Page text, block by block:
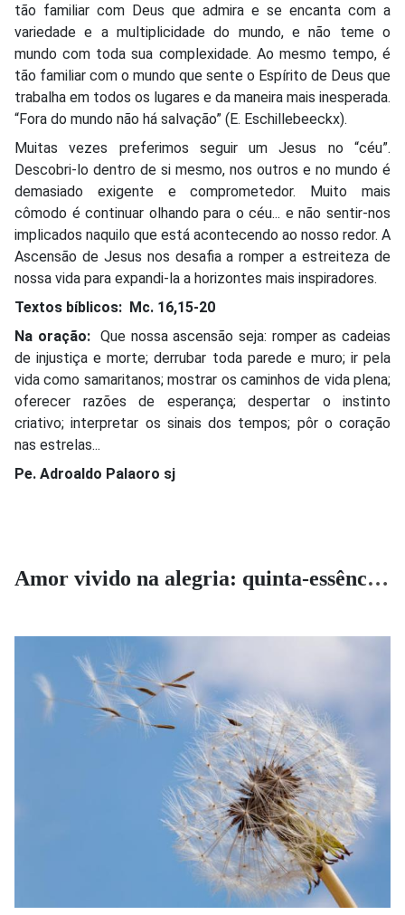
tão familiar com Deus que admira e se encanta com a
variedade e a multiplicidade do mundo, e não teme o
mundo com toda sua complexidade. Ao mesmo tempo, é
tão familiar com o mundo que sente o Espírito de Deus que
trabalha em todos os lugares e da maneira mais inesperada.
“Fora do mundo não há salvação” (E. Eschillebeeckx).
Muitas vezes preferimos seguir um Jesus no “céu”.
Descobri-lo dentro de si mesmo, nos outros e no mundo é
demasiado exigente e comprometedor. Muito mais
cômodo é continuar olhando para o céu... e não sentir-nos
implicados naquilo que está acontecendo ao nosso redor. A
Ascensão de Jesus nos desafia a romper a estreiteza de
nossa vida para expandi-la a horizontes mais inspiradores.
Textos bíblicos: Mc. 16,15-20
Na oração:Que nossa ascensão seja: romper as cadeias
de injustiça e morte; derrubar toda parede e muro; ir pela
vida como samaritanos; mostrar os caminhos de vida plena;
oferecer razões de esperança; despertar o instinto
criativo; interpretar os sinais dos tempos; pôr o coração
nas estrelas...
Pe. Adroaldo Palaoro sj
Amor vivido na alegria: quinta-essência da vida cristã